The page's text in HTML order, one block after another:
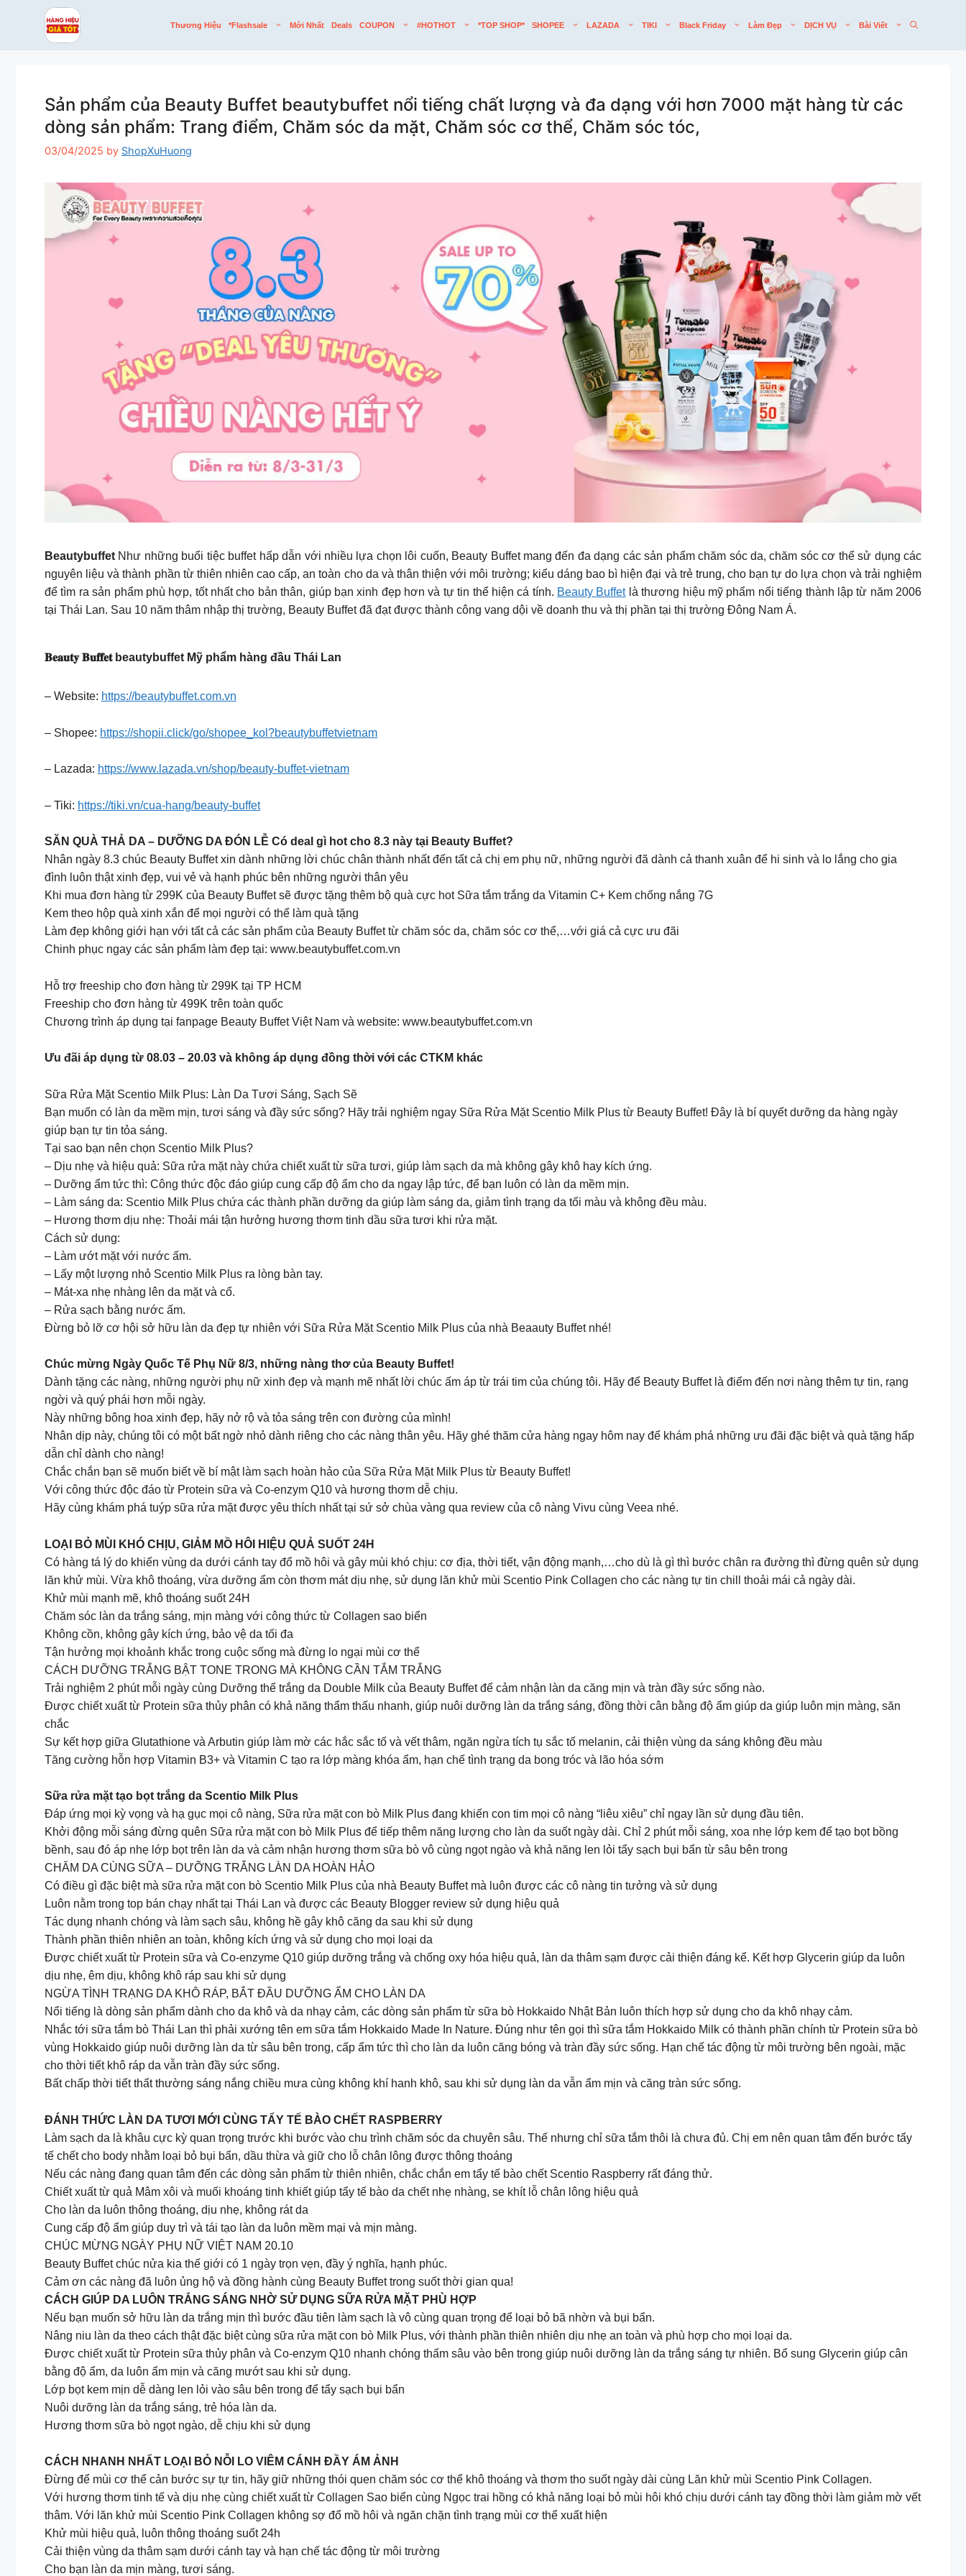
Thương Hiệu *flashsale Mới Nhất Deals COUPON #HOTHOT *TOP SHOP* SHOPEE LAZADA TIKI Black Friday Làm Đẹp DỊCH VỤ Bài Viết
Sản phẩm của Beauty Buffet beautybuffet nổi tiếng chất lượng và đa dạng với hơn 7000 mặt hàng từ các
dòng sản phẩm: Trang điểm, Chăm sóc da mặt, Chăm sóc cơ thể, Chăm sóc tóc,
03/04/2025 by ShopXuHuong
Beautybuffet Như những buổi tiệc buffet hấp dẫn với nhiều lựa chọn lôi cuốn, Beauty Buffet mang đến đa dạng các sản phẩm chăm sóc da, chăm sóc cơ thể sử dụng các
nguyên liệu và thành phần từ thiên nhiên cao cấp, an toàn cho da và thân thiện với môi trường; kiểu dáng bao bì hiện đại và trẻ trung, cho bạn tự do lựa chọn và trải nghiệm
để tìm ra sản phẩm phù hợp, tốt nhất cho bản thân, giúp bạn xinh đẹp hơn và tự tin thể hiện cá tính. Beauty Buffetlà thương hiệu mỹ phẩm nổi tiếng thành lập từ năm 2006
tại Thái Lan. Sau 10 năm thâm nhập thị trường, Beauty Buffet đã đạt được thành công vang dội về doanh thu và thị phần tại thị trường Đông Nam Á.
𝐁𝐞𝐚𝐮𝐭𝐲 𝐁𝐮𝐟𝐟𝐞𝐭 beautybuffet Mỹ phẩm hàng đầu Thái Lan
– Website: https://beautybuffet.com.vn
– Shopee: https://shopii.click/go/shopee_kol?beautybuffetvietnam
– Lazada: https://www.lazada.vn/shop/beauty-buffet-vietnam
– Tiki: https://tiki.vn/cua-hang/beauty-buffet
SĂN QUÀ THẢ DA – DƯỠNG DA ĐÓN LỄ Có deal gì hot cho 8.3 này tại Beauty Buffet?
Nhân ngày 8.3 chúc Beauty Buffet xin dành những lời chúc chân thành nhất đến tất cả chị em phụ nữ, những người đã dành cả thanh xuân để hi sinh và lo lắng cho gia
đình luôn thật xinh đẹp, vui vẻ và hạnh phúc bên những người thân yêu
Khi mua đơn hàng từ 299K của Beauty Buffet sẽ được tặng thêm bộ quà cực hot Sữa tắm trắng da Vitamin C+ Kem chống nắng 7G
Kem theo hộp quà xinh xắn để mọi người có thể làm quà tặng
Làm đẹp không giới hạn với tất cả các sản phẩm của Beauty Buffet từ chăm sóc da, chăm sóc cơ thể,…với giá cả cực ưu đãi
Chinh phục ngay các sản phẩm làm đẹp tại: www.beautybuffet.com.vn
Hỗ trợ freeship cho đơn hàng từ 299K tại TP HCM
Freeship cho đơn hàng từ 499K trên toàn quốc
Chương trình áp dụng tại fanpage Beauty Buffet Việt Nam và website: www.beautybuffet.com.vn
Ưu đãi áp dụng từ 08.03 – 20.03 và không áp dụng đồng thời với các CTKM khác
Sữa Rửa Mặt Scentio Milk Plus: Làn Da Tươi Sáng, Sạch Sẽ
Bạn muốn có làn da mềm mịn, tươi sáng và đầy sức sống? Hãy trải nghiệm ngay Sữa Rửa Mặt Scentio Milk Plus từ Beauty Buffet! Đây là bí quyết dưỡng da hàng ngày
giúp bạn tự tin tỏa sáng.
Tại sao bạn nên chọn Scentio Milk Plus?
– Dịu nhẹ và hiệu quả: Sữa rửa mặt này chứa chiết xuất từ sữa tươi, giúp làm sạch da mà không gây khô hay kích ứng.
– Dưỡng ẩm tức thì: Công thức độc đáo giúp cung cấp độ ẩm cho da ngay lập tức, để bạn luôn có làn da mềm mịn.
– Làm sáng da: Scentio Milk Plus chứa các thành phần dưỡng da giúp làm sáng da, giảm tình trạng da tối màu và không đều màu.
– Hương thơm dịu nhẹ: Thoải mái tận hưởng hương thơm tinh dầu sữa tươi khi rửa mặt.
Cách sử dụng:
– Làm ướt mặt với nước ấm.
– Lấy một lượng nhỏ Scentio Milk Plus ra lòng bàn tay.
– Mát-xa nhẹ nhàng lên da mặt và cổ.
– Rửa sạch bằng nước ấm.
Đừng bỏ lỡ cơ hội sở hữu làn da đẹp tự nhiên với Sữa Rửa Mặt Scentio Milk Plus của nhà Beaauty Buffet nhé!
Chúc mừng Ngày Quốc Tế Phụ Nữ 8/3, những nàng thơ của Beauty Buffet!
Dành tặng các nàng, những người phụ nữ xinh đẹp và mạnh mẽ nhất lời chúc ấm áp từ trái tim của chúng tôi. Hãy để Beauty Buffet là điểm đến nơi nàng thêm tự tin, rạng
ngời và quý phái hơn mỗi ngày.
Này những bông hoa xinh đẹp, hãy nở rộ và tỏa sáng trên con đường của mình!
Nhân dịp này, chúng tôi có một bất ngờ nhỏ dành riêng cho các nàng thân yêu. Hãy ghé thăm cửa hàng ngay hôm nay để khám phá những ưu đãi đặc biệt và quà tặng hấp
dẫn chỉ dành cho nàng!
Chắc chắn bạn sẽ muốn biết về bí mật làm sạch hoàn hảo của Sữa Rửa Mặt Milk Plus từ Beauty Buffet!
Với công thức độc đáo từ Protein sữa và Co-enzym Q10 và hương thơm dễ chịu.
Hãy cùng khám phá tuýp sữa rửa mặt được yêu thích nhất tại sứ sở chùa vàng qua review của cô nàng Vivu cùng Veea nhé.
LOẠI BỎ MÙI KHÓ CHỊU, GIẢM MỒ HÔI HIỆU QUẢ SUỐT 24H
Có hàng tá lý do khiến vùng da dưới cánh tay đổ mồ hôi và gây mùi khó chịu: cơ địa, thời tiết, vận động mạnh,…cho dù là gì thì bước chân ra đường thì đừng quên sử dụng
lăn khử mùi. Vừa khô thoáng, vừa dưỡng ẩm còn thơm mát dịu nhẹ, sử dụng lăn khử mùi Scentio Pink Collagen cho các nàng tự tin chill thoải mái cả ngày dài.
Khử mùi mạnh mẽ, khô thoáng suốt 24H
Chăm sóc làn da trắng sáng, mịn màng với công thức từ Collagen sao biển
Không cồn, không gây kích ứng, bảo vệ da tối đa
Tận hưởng mọi khoảnh khắc trong cuộc sống mà đừng lo ngại mùi cơ thể
CÁCH DƯỠNG TRẮNG BẬT TONE TRONG MÀ KHÔNG CẦN TẮM TRẮNG
Trải nghiệm 2 phút mỗi ngày cùng Dưỡng thể trắng da Double Milk của Beauty Buffet để cảm nhận làn da căng mịn và tràn đầy sức sống nào.
Được chiết xuất từ Protein sữa thủy phân có khả năng thẩm thấu nhanh, giúp nuôi dưỡng làn da trắng sáng, đồng thời cân bằng độ ẩm giúp da giúp luôn mịn màng, săn
chắc
Sự kết hợp giữa Glutathione và Arbutin giúp làm mờ các hắc sắc tố và vết thâm, ngăn ngừa tích tụ sắc tố melanin, cải thiện vùng da sáng không đều màu
Tăng cường hỗn hợp Vitamin B3+ và Vitamin C tạo ra lớp màng khóa ẩm, hạn chế tình trạng da bong tróc và lão hóa sớm
Sữa rửa mặt tạo bọt trắng da Scentio Milk Plus
Đáp ứng mọi kỳ vọng và hạ gục mọi cô nàng, Sữa rửa mặt con bò Milk Plus đang khiến con tim mọi cô nàng “liêu xiêu” chỉ ngay lần sử dụng đầu tiên.
Khởi động mỗi sáng đừng quên Sữa rửa mặt con bò Milk Plus để tiếp thêm năng lượng cho làn da suốt ngày dài. Chỉ 2 phút mỗi sáng, xoa nhẹ lớp kem để tạo bọt bồng
bềnh, sau đó áp nhẹ lớp bọt trên làn da và cảm nhận hương thơm sữa bò vô cùng ngọt ngào và khả năng len lỏi tẩy sạch bụi bẩn từ sâu bên trong
CHĂM DA CÙNG SỮA – DƯỠNG TRẮNG LÀN DA HOÀN HẢO
Có điều gì đặc biệt mà sữa rửa mặt con bò Scentio Milk Plus của nhà Beauty Buffet mà luôn được các cô nàng tin tưởng và sử dụng
Luôn nằm trong top bán chạy nhất tại Thái Lan và được các Beauty Blogger review sử dụng hiệu quả
Tác dụng nhanh chóng và làm sạch sâu, không hề gây khô căng da sau khi sử dụng
Thành phần thiên nhiên an toàn, không kích ứng và sử dụng cho mọi loại da
Được chiết xuất từ Protein sữa và Co-enzyme Q10 giúp dưỡng trắng và chống oxy hóa hiệu quả, làn da thâm sạm được cải thiện đáng kể. Kết hợp Glycerin giúp da luôn
dịu nhẹ, êm dịu, không khô ráp sau khi sử dụng
NGỪA TÌNH TRẠNG DA KHÔ RÁP, BẮT ĐẦU DƯỠNG ẨM CHO LÀN DA
Nổi tiếng là dòng sản phẩm dành cho da khô và da nhạy cảm, các dòng sản phẩm từ sữa bò Hokkaido Nhật Bản luôn thích hợp sử dụng cho da khô nhạy cảm.
Nhắc tới sữa tắm bò Thái Lan thì phải xướng tên em sữa tắm Hokkaido Made In Nature. Đúng như tên gọi thì sữa tắm Hokkaido Milk có thành phần chính từ Protein sữa bò
vùng Hokkaido giúp nuôi dưỡng làn da từ sâu bên trong, cấp ẩm tức thì cho làn da luôn căng bóng và tràn đầy sức sống. Hạn chế tác động từ môi trường bên ngoài, mặc
cho thời tiết khô ráp da vẫn tràn đầy sức sống.
Bất chấp thời tiết thất thường sáng nắng chiều mưa cùng không khí hanh khô, sau khi sử dụng làn da vẫn ẩm mịn và căng tràn sức sống.
ĐÁNH THỨC LÀN DA TƯƠI MỚI CÙNG TẨY TẾ BÀO CHẾT RASPBERRY
Làm sạch da là khâu cực kỳ quan trọng trước khi bước vào chu trình chăm sóc da chuyên sâu. Thế nhưng chỉ sữa tắm thôi là chưa đủ. Chị em nên quan tâm đến bước tẩy
tế chết cho body nhằm loại bỏ bụi bẩn, dầu thừa và giữ cho lỗ chân lông được thông thoáng
Nếu các nàng đang quan tâm đến các dòng sản phẩm từ thiên nhiên, chắc chắn em tẩy tế bào chết Scentio Raspberry rất đáng thử.
Chiết xuất từ quả Mâm xôi và muối khoáng tinh khiết giúp tẩy tế bào da chết nhẹ nhàng, se khít lỗ chân lông hiệu quả
Cho làn da luôn thông thoáng, dịu nhẹ, không rát da
Cung cấp độ ẩm giúp duy trì và tái tạo làn da luôn mềm mại và mịn màng.
CHÚC MỪNG NGÀY PHỤ NỮ VIỆT NAM 20.10
Beauty Buffet chúc nửa kia thế giới có 1 ngày trọn vẹn, đầy ý nghĩa, hạnh phúc.
Cảm ơn các nàng đã luôn ủng hộ và đồng hành cùng Beauty Buffet trong suốt thời gian qua!
CÁCH GIÚP DA LUÔN TRẮNG SÁNG NHỜ SỬ DỤNG SỮA RỬA MẶT PHÙ HỢP
Nếu bạn muốn sở hữu làn da trắng mịn thì bước đầu tiên làm sạch là vô cùng quan trọng để loại bỏ bã nhờn và bụi bẩn.
Nâng niu làn da theo cách thật đặc biệt cùng sữa rửa mặt con bò Milk Plus, với thành phần thiên nhiên dịu nhẹ an toàn và phù hợp cho mọi loại da.
Được chiết xuất từ Protein sữa thủy phân và Co-enzym Q10 nhanh chóng thấm sâu vào bên trong giúp nuôi dưỡng làn da trắng sáng tự nhiên. Bổ sung Glycerin giúp cân
bằng độ ẩm, da luôn ẩm mịn và căng mướt sau khi sử dụng.
Lớp bọt kem mịn dễ dàng len lỏi vào sâu bên trong để tẩy sạch bụi bẩn
Nuôi dưỡng làn da trắng sáng, trẻ hóa làn da.
Hương thơm sữa bò ngọt ngào, dễ chịu khi sử dụng
CÁCH NHANH NHẤT LOẠI BỎ NỖI LO VIÊM CÁNH ĐẦY ÁM ẢNH
Đừng để mùi cơ thể cản bước sự tự tin, hãy giữ những thói quen chăm sóc cơ thể khô thoáng và thơm tho suốt ngày dài cùng Lăn khử mùi Scentio Pink Collagen.
Với hương thơm tinh tế và dịu nhẹ cùng chiết xuất từ Collagen Sao biển cùng Ngọc trai hồng có khả năng loại bỏ mùi hôi khó chịu dưới cánh tay đồng thời làm giảm mờ vết
thâm. Với lăn khử mùi Scentio Pink Collagen không sợ đổ mồ hôi và ngăn chặn tình trạng mùi cơ thể xuất hiện
Khử mùi hiệu quả, luôn thông thoáng suốt 24h
Cải thiện vùng da thâm sạm dưới cánh tay và hạn chế tác động từ môi trường
Cho bạn làn da mịn màng, tươi sáng.